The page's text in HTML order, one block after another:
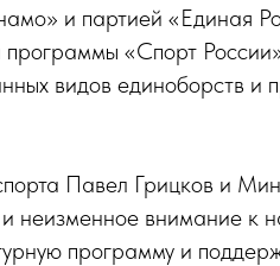
и партией «Единая
программы «Спорт
видов единоборств и
Павел Грицков и
неизменное внимание к
программу и